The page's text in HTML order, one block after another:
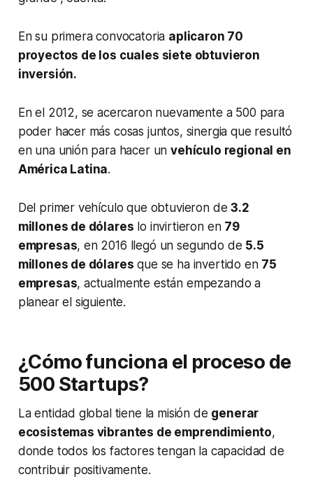
En su primera convocatoria aplicaron 70
proyectos de los cuales siete obtuvieron
inversión.
En el 2012, se acercaron nuevamente a 500 para
poder hacer más cosas juntos, sinergia que resultó
en una unión para hacer unvehículo regional en
América Latina.
Del primer vehículo que obtuvieron de3.2
millones de dólares lo invirtieron en 79
empresas, en 2016 llegó un segundo de 5.5
millones de dólares que se ha invertido en 75
empresas, actualmente están empezando a
planear el siguiente.
¿Cómo funciona el proceso de
500 Startups?
La entidad global tiene la misión de generar
ecosistemas vibrantes de emprendimiento,
donde todos los factores tengan la capacidad de
contribuir positivamente.